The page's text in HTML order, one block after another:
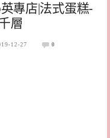
專店|法式蛋糕-
層
12-27 0